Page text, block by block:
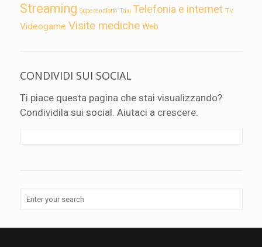
Streaming Superenalotto Taxi Telefonia e internet TV
Videogame Visite mediche Web
CONDIVIDI SUI SOCIAL
Ti piace questa pagina che stai visualizzando?
Condividila sui social. Aiutaci a crescere.